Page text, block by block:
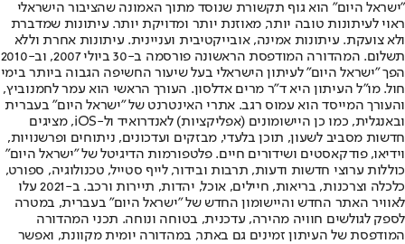
"ישראל היום" הוא גוף תקשורת שנוסד מתוך האמונה שהציבור הישראלי
ראוי לעיתונות טובה יותר, מאוזנת יותר ומדויקת יותר. עיתונות שמדברת
ולא צועקת. עיתונות אמינה, אובייקטיבית ועניינית. עיתונות אחרת וללא
תשלום. המהדורה המודפסת הראשונה פורסמה ב-30 ביולי 2007, וב-2010
הפך "ישראל היום" לעיתון הישראלי בעל שיעור החשיפה הגבוה ביותר בימי
חול. מו"ל העיתון היא ד"ר מרים אדלסון. העורך הראשי הוא עמר לחמנוביץ,
והעורך המייסד הוא עמוס רגב. אתרי האינטרנט של "ישראל היום" בעברית
ובאנגלית, כמו כן היישומונים (אפליקציות) לאנדרואיד ול-iOS, מציגים
חדשות מסביב לשעון, תוכן בלעדי, מבזקים ועדכונים, ניתוחים ופרשנויות,
וידיאו, פודקאסטים ושידורים חיים. פלטפורמות הדיגיטל של "ישראל היום"
כוללות ערוצי חדשות ודעות, תרבות ובידור, לייף סטייל, טכנולוגיה, ספורט,
כלכלה וצרכנות, בריאות, חיילים, אוכל, יהדות, תיירות ורכב. ב-2021 עלו
לאוויר האתר החדש והיישומון החדש של "ישראל היום" בעברית, במטרה
לספק לגולשים חוויה מהירה, עדכנית, בטוחה ונוחה. תכני המהדורה
המודפסת של העיתון זמינים גם באתר, במהדורה יומית מקוונת, ואפשר